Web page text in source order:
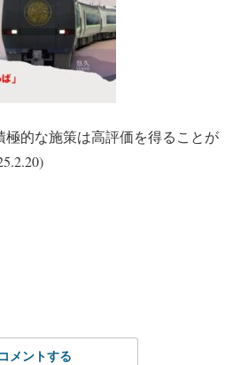
的な施策は高評価を得ることが
コメントする